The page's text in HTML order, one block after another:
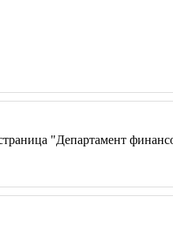
"Департамент